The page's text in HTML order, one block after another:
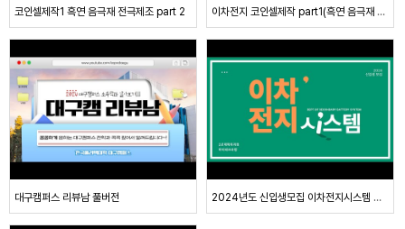
코인셀제작1 흑연 음극재 전극제조 part 2 이차전지 코인셀제작 part1(흑연 음극재 전극제조 )
대구캠퍼스 리뷰남 풀버전 2024년도 신입생모집 이차전지시스템 학과소개